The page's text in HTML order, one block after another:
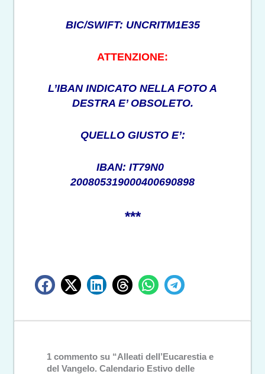
BIC/SWIFT: UNCRITM1E35
ATTENZIONE:
L’IBAN INDICATO NELLA FOTO A
DESTRA E’ OBSOLETO.
QUELLO GIUSTO E’:
IBAN: IT79N0
200805319000400690898
***
1 commento su “Alleati dell’Eucarestia e
del Vangelo. Calendario Estivo delle